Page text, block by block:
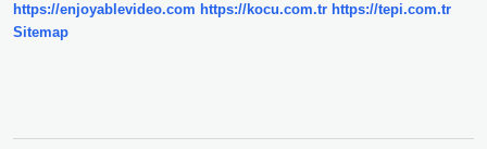
https://enjoyablevideo.com https://kocu.com.tr https://tepi.com.tr
Sitemap